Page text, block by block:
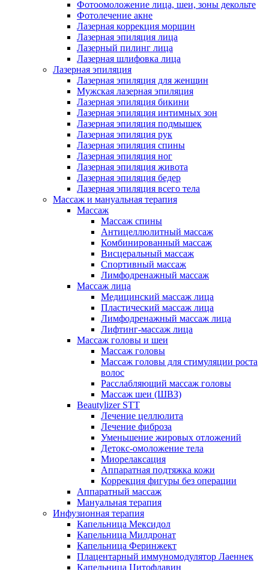
Фотоомоложение лица, шеи, зоны декольте
Фотолечение акне
Лазерная коррекция морщин
Лазерная эпиляция лица
Лазерный пилинг лица
Лазерная шлифовка лица
Лазерная эпиляция
Лазерная эпиляция для женщин
Мужская лазерная эпиляция
Лазерная эпиляция бикини
Лазерная эпиляция интимных зон
Лазерная эпиляция подмышек
Лазерная эпиляция рук
Лазерная эпиляция спины
Лазерная эпиляция ног
Лазерная эпиляция живота
Лазерная эпиляция бедер
Лазерная эпиляция всего тела
Массаж и мануальная терапия
Массаж
Массаж спины
Антицеллюлитный массаж
Комбинированный массаж
Висцеральный массаж
Спортивный массаж
Лимфодренажный массаж
Массаж лица
Медицинский массаж лица
Пластический массаж лица
Лимфодренажный массаж лица
Лифтинг-массаж лица
Массаж головы и шеи
Массаж головы
Массаж головы для стимуляции роста
волос
Расслабляющий массаж головы
Массаж шеи (ШВЗ)
Beautylizer STT
Лечение целлюлита
Лечение фиброза
Уменьшение жировых отложений
Детокс-омоложение тела
Миорелаксация
Аппаратная подтяжка кожи
Коррекция фигуры без операции
Аппаратный массаж
Мануальная терапия
Инфузионная терапия
Капельница Мексидол
Капельница Милдронат
Капельница Феринжект
Плацентарный иммуномодулятор Лаеннек
Капельница Цитофлавин